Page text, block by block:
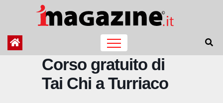
contenuto
Corso gratuito di
Tai Chi a Turriaco